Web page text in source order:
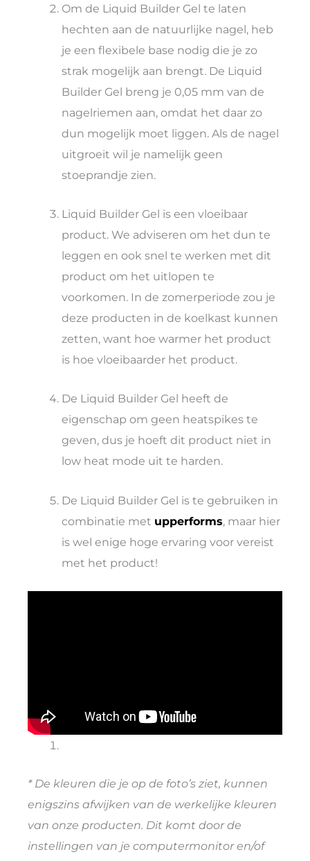
Om de Liquid Builder Gel te laten
hechten aan de natuurlijke nagel, heb
je een flexibele base nodig die je zo
strak mogelijk aan brengt. De Liquid
Builder Gel breng je 0,05 mm van de
nagelriemen aan, omdat het daar zo
dun mogelijk moet liggen. Als de nagel
uitgroeit wil je namelijk geen
stoeprandje zien.
Liquid Builder Gel is een vloeibaar
product. We adviseren om het dun te
leggen en ook snel te werken met dit
product om het uitlopen te
voorkomen. In de zomerperiode zou je
deze producten in de koelkast kunnen
zetten, want hoe warmer het product
is hoe vloeibaarder het product.
De Liquid Builder Gel heeft de
eigenschap om geen heatspikes te
geven, dus je hoeft dit product niet in
low heat mode uit te harden.
De Liquid Builder Gel is te gebruiken in
combinatie met upperforms, maar hier
is wel enige hoge ervaring voor vereist
met het product!
* De kleuren die je op de foto’s ziet, kunnen
enigszins afwijken van de werkelijke kleuren
van onze producten. Dit komt door de
instellingen van je computermonitor en/of